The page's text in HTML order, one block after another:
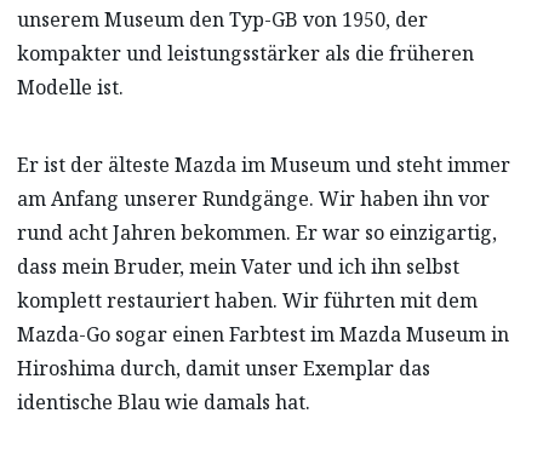
unserem Museum den Typ-GB von 1950, der
kompakter und leistungsstärker als die früheren
Modelle ist.
Er ist der älteste Mazda im Museum und steht immer
am Anfang unserer Rundgänge. Wir haben ihn vor
rund acht Jahren bekommen. Er war so einzigartig,
dass mein Bruder, mein Vater und ich ihn selbst
komplett restauriert haben. Wir führten mit dem
Mazda-Go sogar einen Farbtest im Mazda Museum in
Hiroshima durch, damit unser Exemplar das
identische Blau wie damals hat.